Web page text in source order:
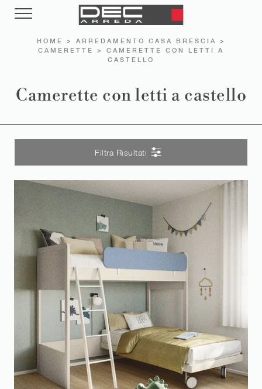
HOME > ARREDAMENTO CASA BRESCIA
>
CAMERETTE
> CAMERETTE CON LETTI A
CASTELLO
Camerette con letti a castello
Filtra Risultati